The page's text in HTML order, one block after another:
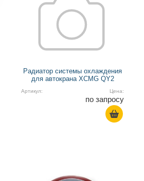
Радиатор системы охлаждения
для автокрана XCMG QY2
Артикул: Цена:
по запросу